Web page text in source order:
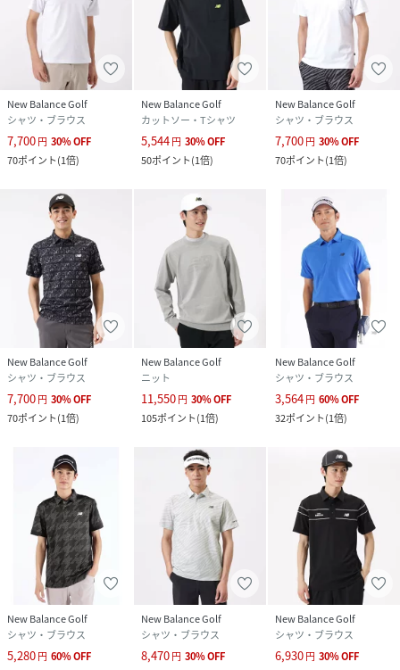
New Balance Golf
シャツ・ブラウス
7,700円 30%OFF
70ポイント(1倍)
New Balance Golf
カットソー・Tシャツ
5,544円 30%OFF
50ポイント(1倍)
New Balance Golf
シャツ・ブラウス
7,700円 30%OFF
70ポイント(1倍)
New Balance Golf
シャツ・ブラウス
7,700円 30%OFF
70ポイント(1倍)
New Balance Golf
ニット
11,550円 30%OFF
105ポイント(1倍)
New Balance Golf
シャツ・ブラウス
3,564円 60%OFF
32ポイント(1倍)
New Balance Golf
シャツ・ブラウス
5,280円 60%OFF
New Balance Golf
シャツ・ブラウス
8,470円 30%OFF
New Balance Golf
シャツ・ブラウス
6,930円 30%OFF